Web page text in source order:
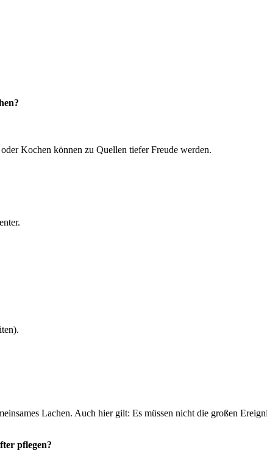
Kochen können zu Quellen tiefer Freude werden.
Lachen. Auch hier gilt: Es müssen nicht die großen
pflegen?